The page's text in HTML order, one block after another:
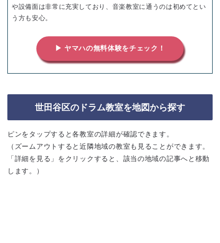
や設備面は非常に充実しており、音楽教室に通うのは初めてとい
う方も安心。
▶ ヤマハの無料体験をチェック！
世田谷区のドラム教室を地図から探す
ピンをタップすると各教室の詳細が確認できます。
（ズームアウトすると近隣地域の教室も見ることができます。
「詳細を見る」をクリックすると、該当の地域の記事へと移動
します。）